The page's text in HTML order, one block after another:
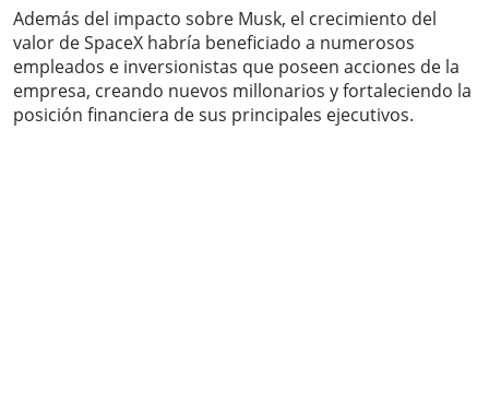
Además del impacto sobre Musk, el crecimiento del
valor de SpaceX habría beneficiado a numerosos
empleados e inversionistas que poseen acciones de la
empresa, creando nuevos millonarios y fortaleciendo la
posición financiera de sus principales ejecutivos.